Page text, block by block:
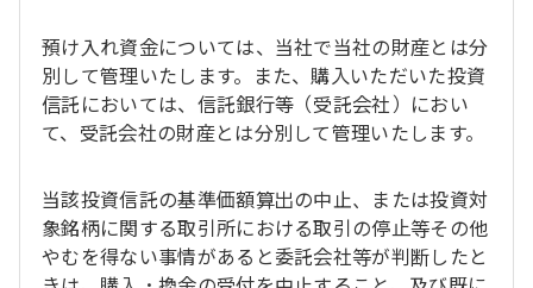
預け入れ資金については、当社で当社の財産とは分
別して管理いたします。また、購入いただいた投資
信託においては、信託銀行等（受託会社）におい
て、受託会社の財産とは分別して管理いたします。
当該投資信託の基準価額算出の中止、または投資対
象銘柄に関する取引所における取引の停止等その他
やむを得ない事情があると委託会社等が判断したと